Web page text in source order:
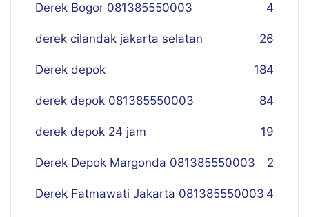
Derek Bogor 081385550003 4
derek cilandak jakarta selatan 26
Derek depok 184
derek depok 081385550003 84
derek depok 24 jam 19
Derek Depok Margonda 081385550003 2
Derek Fatmawati Jakarta 081385550003 4